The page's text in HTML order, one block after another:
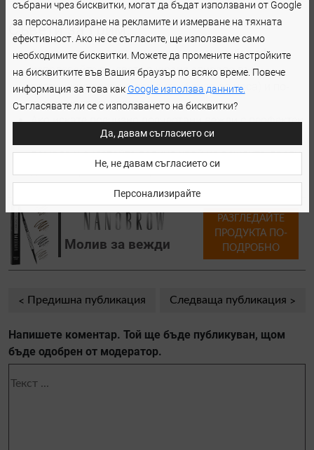
Съвети за грим:
Ако искате да постигнете естествен омбре ефект,
използвайте по-светъл нюанс спирала във
вътрешния край на веждите (близо до носа) и по-
тъмен цвят на опакото.
Ако искате прецизно подчертани вежди с перфектен
контур, използвайте писалка за вежди, молив или
помада и очертайте долния край на веждите, преди
да ги покриете със спирала.
Молив за вежди
РАЗГЛЕДАЙТЕ
ПРОДУКТА ПО-
ПОДРОБНО
Предишна публикация Следваща публикация
Напишете коментар. Той ще бъде публикуван, щом
бъде одобрен от модератор.
събрани чрез бисквитки, могат да бъдат използвани от Google
за персонализиране на рекламите и измерване на тяхната
ефективност. Ако не се съгласите, ще използваме само
необходимите бисквитки. Можете да промените настройките
на бисквитките във Вашия браузър по всяко време. Повече
информация за това как Google използва данните.
Съгласявате ли се с използването на бисквитки?
Да, давам съгласието си
Не, не давам съгласието си
Персонализирайте